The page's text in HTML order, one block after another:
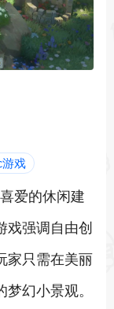
戏
爱的休闲建
戏强调自由创
家只需在美丽
幻小景观。